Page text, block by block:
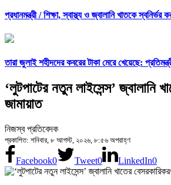
প্রধানমন্ত্রী /শিক্ষা, স্বাস্থ্য ও জ্বালানি খাতকে স্বনির্ভর
তারা জুলাই শহীদদের কবরের টাকা মেরে খেয়েছে:
‘লুটপাটের নতুন লাইসেন্স’ জ্বালানি
জামায়াত
নিজস্ব প্রতিবেদক
প্রকাশিত: শনিবার, ৮ আগস্ট, ২০২৬, ৮:৫৬ অপরাহ্ণ
Facebook0 Tweet0 LinkedIn0